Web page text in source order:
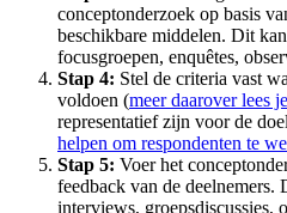
conceptonderzoek op basis
beschikbare middelen. Dit
focusgroepen, enquêtes,
Stap 4: Stel de criteria vast
voldoen (meer daarover lees
representatief zijn voor de
helpen om respondenten te
Stap 5: Voer het
feedback van de
interviews, groepsdiscussies,